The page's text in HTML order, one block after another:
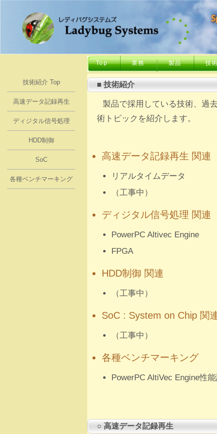
Top 業務 製品 技
介
技術紹介 Top
高速データ記録再生
ディジタル信号処理
HDD制御
SoC
各種ベンチマーキング
■ 技術紹介
製品で採用している技術、過
術トピックを紹介します。
高速データ記録再生 関連
リアルタイムデータ
（工事中）
ディジタル信号処理 関連
PowerPC Altivec Engine
FPGA
HDD制御 関連
（工事中）
SoC : System on Chip 関
（工事中）
各種ベンチマーキング
PowerPC AltiVec Engine性
○ 高速データ記録再生